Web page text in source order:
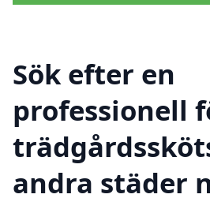
Sök efter en
professionell
andra städer